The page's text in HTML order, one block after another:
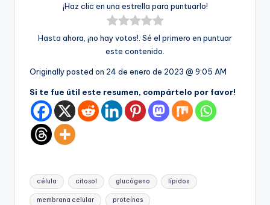
¡Haz clic en una estrella para puntuarlo!
Hasta ahora, ¡no hay votos!. Sé el primero en puntuar
este contenido.
Originally posted on 24 de enero de 2023 @ 9:05 AM
Si te fue útil este resumen, compártelo por favor!
Etiquetas:
célula citosol glucógeno lípidos
membrana celular proteínas